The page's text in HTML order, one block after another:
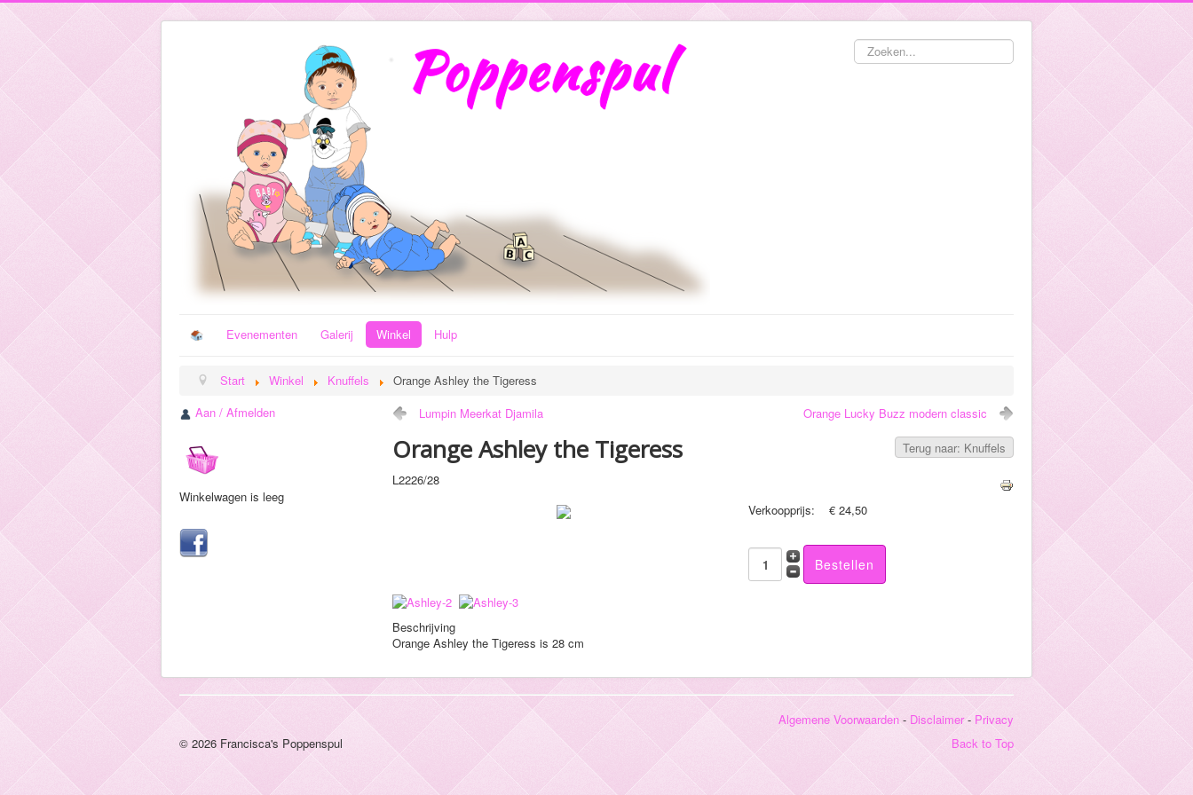
Zoeken...
Evenementen Galerij Winkel Hulp
Start Winkel Knuffels
Orange Ashley the Tigeress
Aan / Afmelden
Winkelwagen is leeg
Lumpin Meerkat Djamila Orange Lucky Buzz modern classic
Terug naar: Knuffels
Orange Ashley the Tigeress
L2226/28
Verkoopprijs:
€ 24,50
Beschrijving
Orange Ashley the Tigeress is 28 cm
Algemene Voorwaarden - Disclaimer- Privacy
Back to Top
© 2026 Francisca's Poppenspul